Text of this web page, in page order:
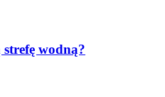
wodną?